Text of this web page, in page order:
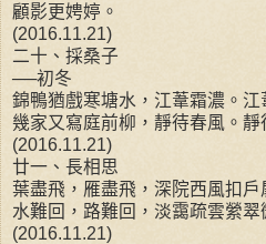
顧影更娉婷。
(2016.11.21)
二十、採桑子
──初冬
錦鴨猶戲寒塘水，江葦霜濃。江
幾家又寫庭前柳，靜待春風。靜
(2016.11.21)
廿一、長相思
葉盡飛，雁盡飛，深院西風扣戶
水難回，路難回，淡靄疏雲縈翠
(2016.11.21)